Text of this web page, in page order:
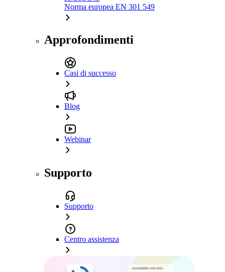
Norma europea EN 301 549
Approfondimenti
Casi di successo
Blog
Webinar
Supporto
Supporto
Centro assistenza